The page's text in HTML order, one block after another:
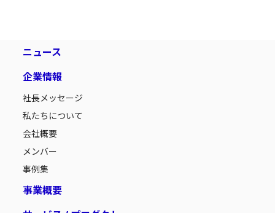
ニュース
企業情報
社長メッセージ
私たちについて
会社概要
メンバー
事例集
事業概要